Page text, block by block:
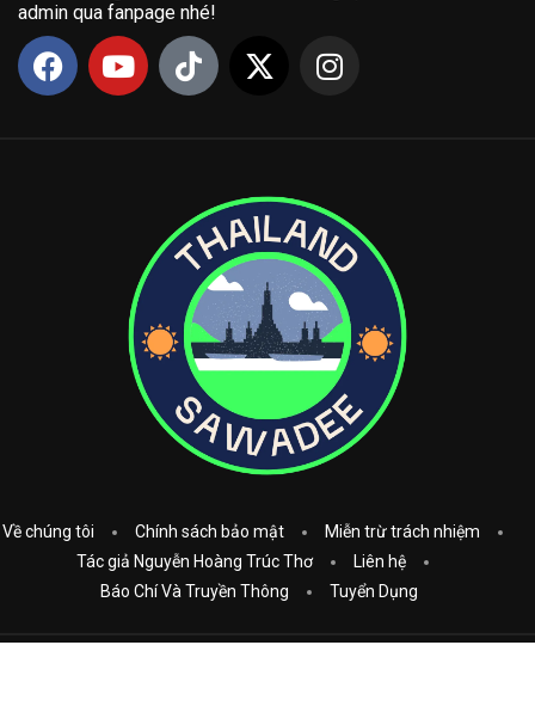
admin qua fanpage nhé!
Về chúng tôi Chính sách bảo mật
Miễn trừ trách nhiệm
Tác giả Nguyễn Hoàng Trúc Thơ
Liên hệ
Báo Chí Và Truyền Thông
Tuyển Dụng